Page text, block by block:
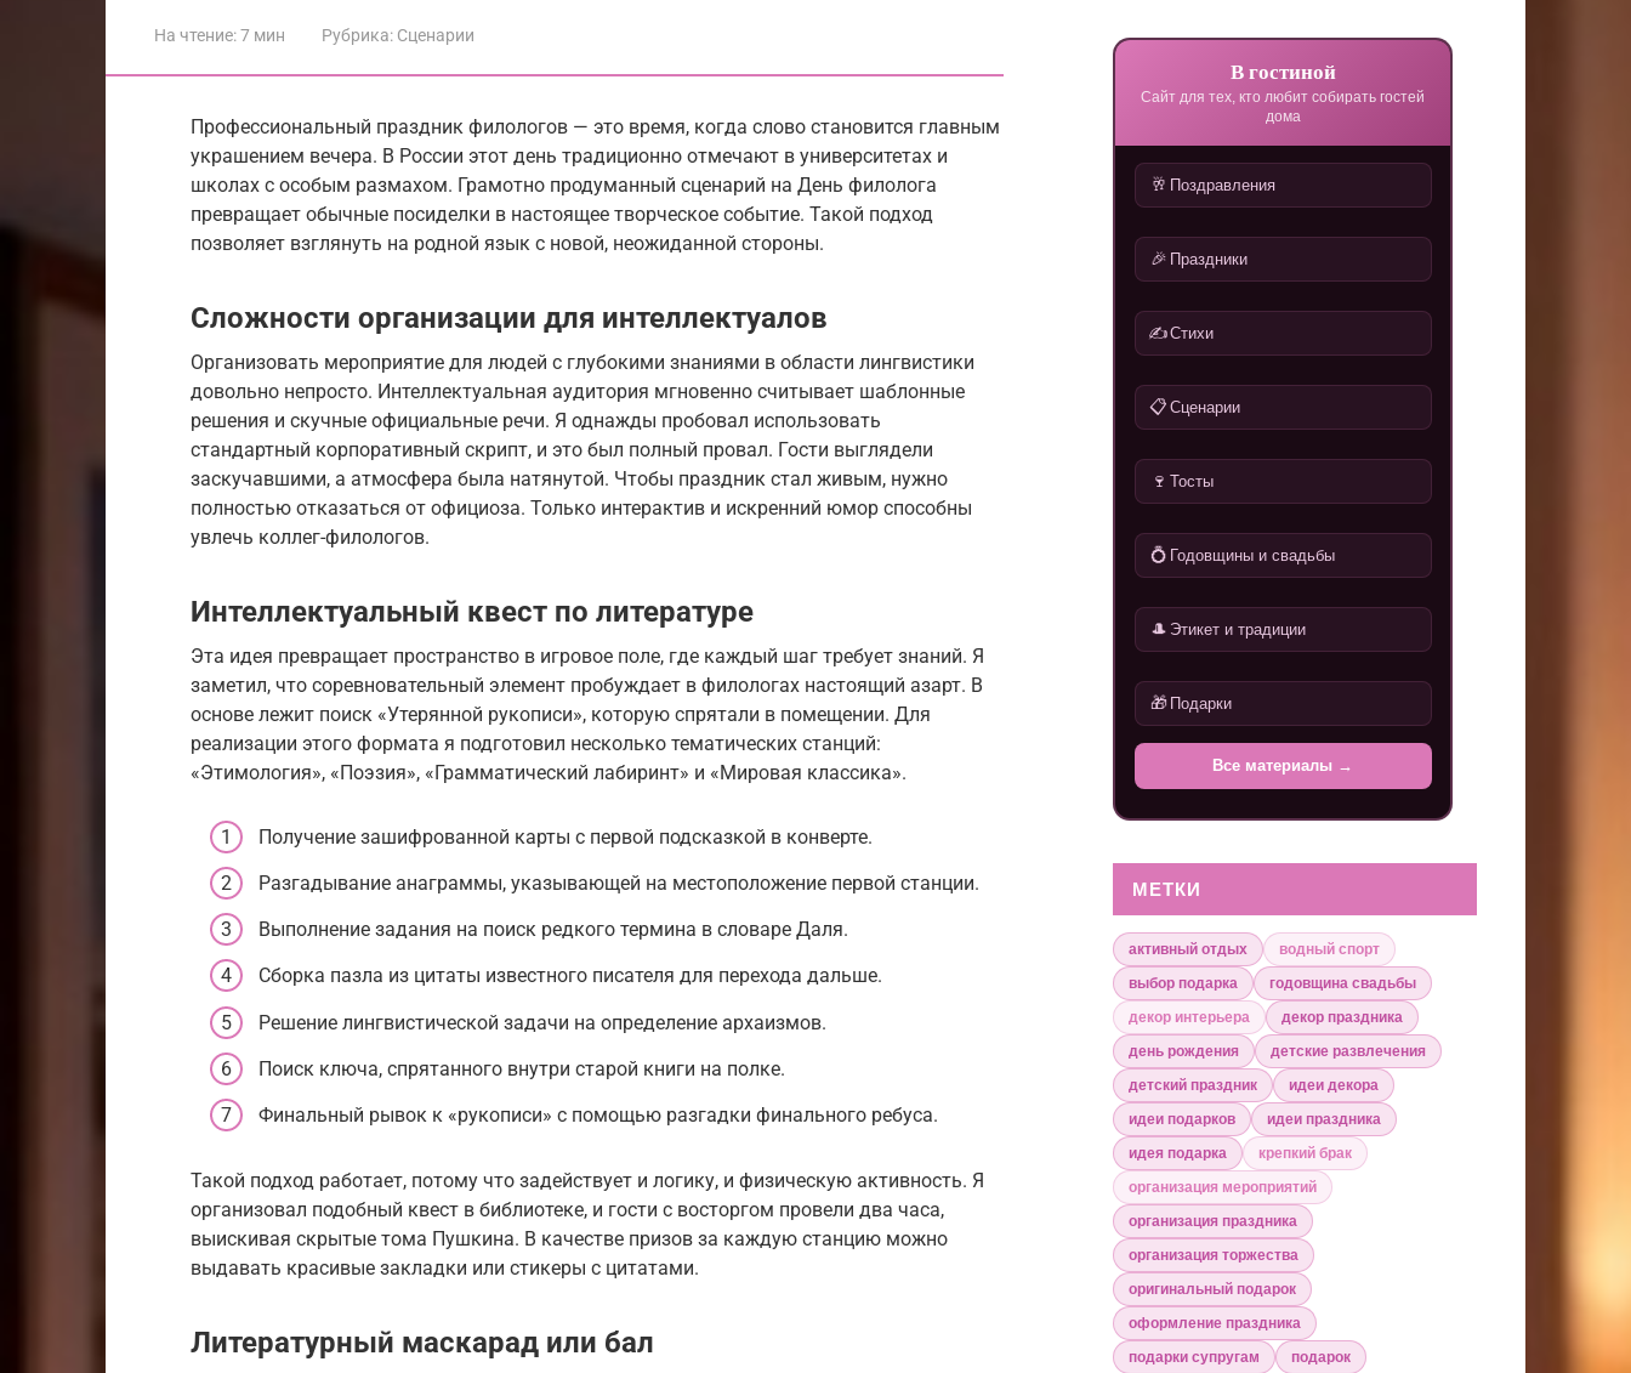
На чтение:7 мин Рубрика: Сценарии
Профессиональный праздник филологов — это время, когда слово становится главным
украшением вечера. В России этот день традиционно отмечают в университетах и
школах с особым размахом. Грамотно продуманный сценарий на День филолога
превращает обычные посиделки в настоящее творческое событие. Такой подход
позволяет взглянуть на родной язык с новой, неожиданной стороны.
Сложности организации для интеллектуалов
Организовать мероприятие для людей с глубокими знаниями в области лингвистики
довольно непросто. Интеллектуальная аудитория мгновенно считывает шаблонные
решения и скучные официальные речи. Я однажды пробовал использовать
стандартный корпоративный скрипт, и это был полный провал. Гости выглядели
заскучавшими, а атмосфера была натянутой. Чтобы праздник стал живым, нужно
полностью отказаться от официоза. Только интерактив и искренний юмор способны
увлечь коллег-филологов.
Интеллектуальный квест по литературе
Эта идея превращает пространство в игровое поле, где каждый шаг требует знаний. Я
заметил, что соревновательный элемент пробуждает в филологах настоящий азарт. В
основе лежит поиск «Утерянной рукописи», которую спрятали в помещении. Для
реализации этого формата я подготовил несколько тематических станций:
«Этимология», «Поэзия», «Грамматический лабиринт» и «Мировая классика».
Получение зашифрованной карты с первой подсказкой в конверте.
Разгадывание анаграммы, указывающей на местоположение первой станции.
Выполнение задания на поиск редкого термина в словаре Даля.
Сборка пазла из цитаты известного писателя для перехода дальше.
Решение лингвистической задачи на определение архаизмов.
Поиск ключа, спрятанного внутри старой книги на полке.
Финальный рывок к «рукописи» с помощью разгадки финального ребуса.
Такой подход работает, потому что задействует и логику, и физическую активность. Я
организовал подобный квест в библиотеке, и гости с восторгом провели два часа,
выискивая скрытые тома Пушкина. В качестве призов за каждую станцию можно
выдавать красивые закладки или стикеры с цитатами.
Литературный маскарад или бал
В гостиной
Сайт для тех, кто любит собирать гостей
дома
🥂 Поздравления
🎉 Праздники
✍️Стихи
📋 Сценарии
🍷 Тосты
💍 Годовщины и свадьбы
🎩 Этикет и традиции
🎁 Подарки
Все материалы →
МЕТКИ
активный отдых
водный спорт
выбор подарка
годовщина свадьбы
декор интерьера
декор праздника
день рождения
детские развлечения
детский праздник
идеи декора
идеи подарков
идеи праздника
идея подарка
крепкий брак
организация мероприятий
организация праздника
организация торжества
оригинальный подарок
оформление праздника
подарки супругам
подарок